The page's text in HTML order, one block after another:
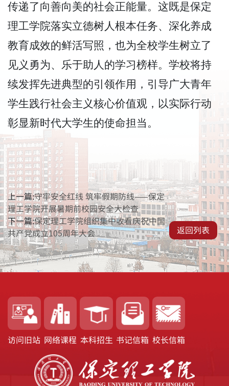
传递了向善向美的社会正能量。这既是保定
理工学院落实立德树人根本任务、深化养成
教育成效的鲜活写照，也为全校学生树立了
见义勇为、乐于助人的学习榜样。学校将持
续发挥先进典型的引领作用，引导广大青年
学生践行社会主义核心价值观，以实际行动
彰显新时代大学生的使命担当。
上一篇:守牢安全红线 筑牢假期防线——保定
理工学院开展暑期前校园安全大检查
下一篇:保定理工学院组织集中收看庆祝中国
共产党成立105周年大会
返回列表
访问旧站 网络课程 本科招生 书记信箱 校长信箱